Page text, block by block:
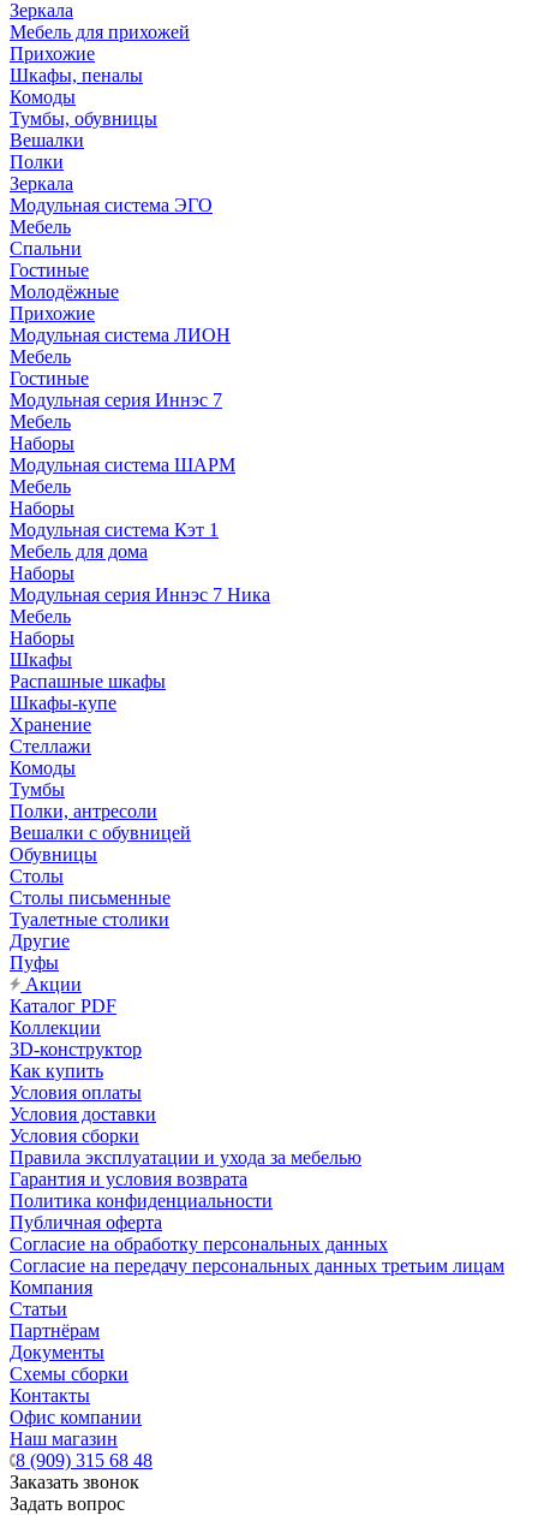
Зеркала
Мебель для прихожей
Прихожие
Шкафы, пеналы
Комоды
Тумбы, обувницы
Вешалки
Полки
Зеркала
Модульная система ЭГО
Мебель
Спальни
Гостиные
Молодёжные
Прихожие
Модульная система ЛИОН
Мебель
Гостиные
Модульная серия Иннэс 7
Мебель
Наборы
Модульная система ШАРМ
Мебель
Наборы
Модульная система Кэт 1
Мебель для дома
Наборы
Модульная серия Иннэс 7 Ника
Мебель
Наборы
Шкафы
Распашные шкафы
Шкафы-купе
Хранение
Стеллажи
Комоды
Тумбы
Полки, антресоли
Вешалки с обувницей
Обувницы
Столы
Столы письменные
Туалетные столики
Другие
Пуфы
Акции
Каталог PDF
Коллекции
3D-конструктор
Как купить
Условия оплаты
Условия доставки
Условия сборки
Правила эксплуатации и ухода за мебелью
Гарантия и условия возврата
Политика конфиденциальности
Публичная оферта
Согласие на обработку персональных данных
Согласие на передачу персональных данных третьим лицам
Компания
Статьи
Партнёрам
Документы
Схемы сборки
Контакты
Офис компании
Наш магазин
8 (909) 315 68 48
Заказать звонок
Задать вопрос